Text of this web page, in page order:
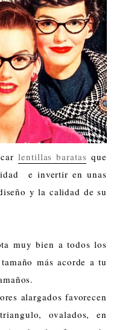
lentillas baratas que
e invertir en unas
y la calidad de su
muy bien a todos los
más acorde a tu
alargados favorecen
ovalados, en